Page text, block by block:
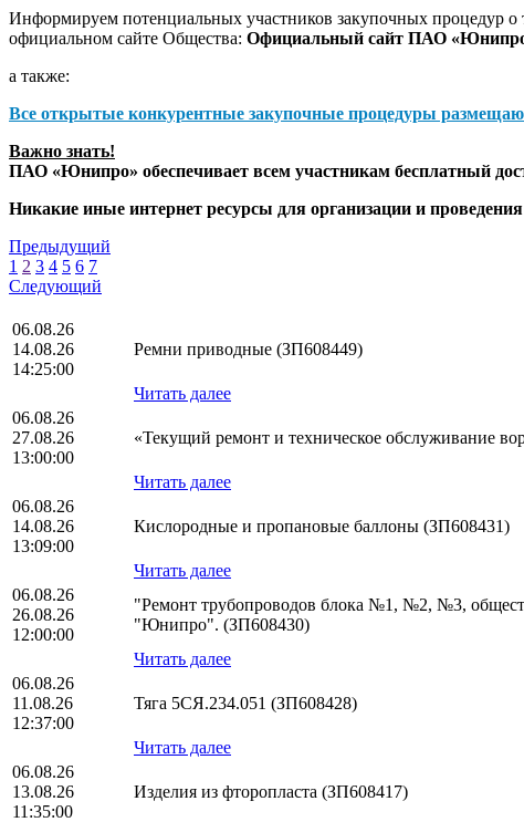
Информируем потенциальных участников закупочных процедур
официальном сайте Общества: Официальный сайт ПАО
а также:
Все открытые конкурентные закупочные процедуры
Важно знать!
ПАО «Юнипро» обеспечивает всем участникам бесплатный
Никакие иные интернет ресурсы для организации и
Предыдущий
1 2 3 4 5 6 7
Следующий
06.08.26
14.08.26
14:25:00
Ремни приводные (ЗП608449)
Читать далее
06.08.26
27.08.26
13:00:00
«Текущий ремонт и техническое обслуживание
Читать далее
06.08.26
14.08.26
13:09:00
Кислородные и пропановые баллоны (ЗП608431)
Читать далее
06.08.26
26.08.26
12:00:00
"Ремонт трубопроводов блока №1, №2, №3,
"Юнипро". (ЗП608430)
Читать далее
06.08.26
11.08.26
12:37:00
Тяга 5СЯ.234.051 (ЗП608428)
Читать далее
06.08.26
13.08.26
11:35:00
Изделия из фторопласта (ЗП608417)